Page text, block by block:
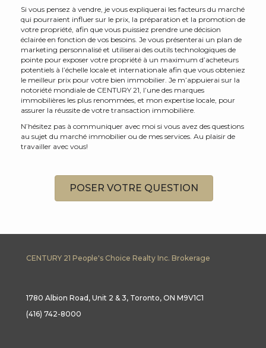
Si vous pensez à vendre, je vous expliquerai les facteurs du marché
qui pourraient influer sur le prix, la préparation et la promotion de
votre propriété, afin que vous puissiez prendre une décision
éclairée en fonction de vos besoins. Je vous présenterai un plan de
marketing personnalisé et utiliserai des outils technologiques de
pointe pour exposer votre propriété à un maximum d’acheteurs
potentiels à l’échelle locale et internationale afin que vous obteniez
le meilleur prix pour votre bien immobilier. Je m’appuierai sur la
notoriété mondiale de CENTURY 21, l’une des marques
immobilières les plus renommées, et mon expertise locale, pour
assurer la réussite de votre transaction immobilière.
N’hésitez pas à communiquer avec moi si vous avez des questions
au sujet du marché immobilier ou de mes services. Au plaisir de
travailler avec vous!
POSER VOTRE QUESTION
CENTURY 21 People's Choice Realty Inc. Brokerage
1780 Albion Road, Unit 2 & 3, Toronto, ON M9V1C1
(416) 742-8000